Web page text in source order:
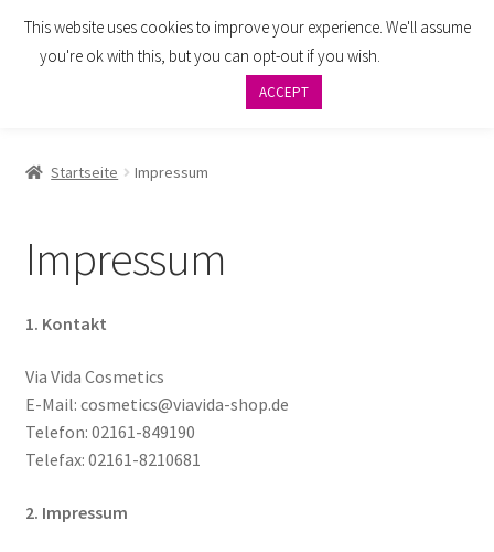
Zur
Navigation
Zum
Inhalt
Widerrufsbelehrung
Versand
Impressum
Datenschutzbelehrung
Startseite Impressum
Impressum
1. Kontakt
Via Vida Cosmetics
E-Mail: cosmetics@viavida-shop.de
Telefon: 02161-849190
Telefax: 02161-8210681
2. Impressum
This website uses cookies to improve your experience. We'll assume
you're ok with this, but you can opt-out if you wish.
ACCEPT